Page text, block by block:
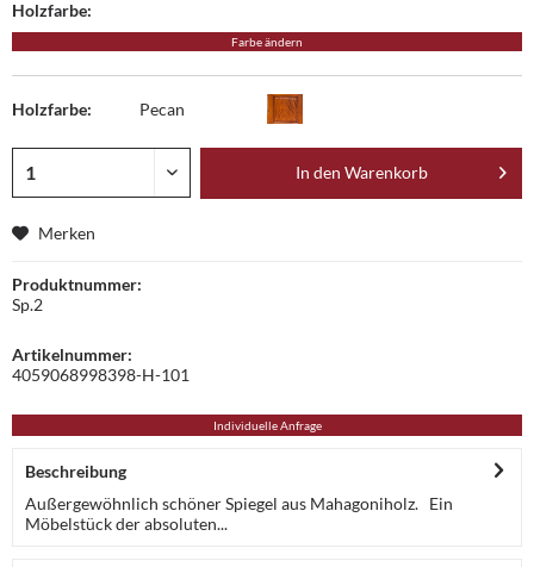
Holzfarbe:
Farbe ändern
Holzfarbe: Pecan
In den Warenkorb
Merken
Produktnummer:
Sp.2
Artikelnummer:
4059068998398-H-101
Individuelle Anfrage
Beschreibung
Außergewöhnlich schöner Spiegel aus Mahagoniholz. Ein
Möbelstück der absoluten...